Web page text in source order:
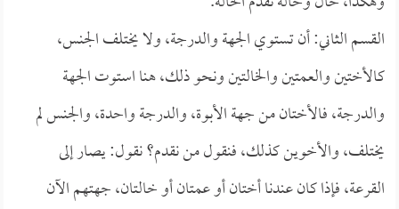
القسم الثاني: أن تستوي الجهة والدرجة، ولا يختلف الجنس،
كالأختين والعمتين والخالتين ونحو ذلك، هنا استوت الجهة
والدرجة، فالأختان من جهة الأبوة، والدرجة واحدة، والجنس لم
يختلف، والأخوين كذلك، فنقول من نقدم؟ نقول: يصار إلى
القرعة، فإذا كان عندنا أختان أو عمتان أو خالتان، جهتهم الآن